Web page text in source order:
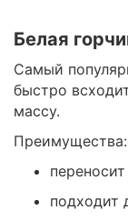
Белая
Самый
быстро
массу.
Преимущества:
подходит